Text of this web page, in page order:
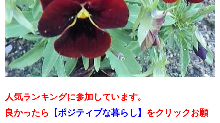
人気ランキングに参加しています。
良かったら 【ポジティブな暮らし】 をクリックお願